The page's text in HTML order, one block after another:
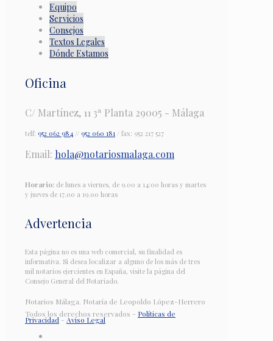
Equipo
Servicios
Consejos
Textos Legales
Dónde Estamos
Oficina
C/ Martínez, 11 3ª Planta 29005 - Málaga
telf: 952 062 984 // 952 060 181 / fax: 952 217 527
Email: hola@notariosmalaga.com
Horario: de lunes a viernes, de 9.00 a 14:00 horas y martes
y jueves de 17.00 a 19.00 horas
Advertencia
Esta página no es una web comercial, su finalidad es
informativa. Si desea localizar a alguno de los más de tres
mil notarios ejercientes en España, visite la página del
Consejo General del Notariado.
Notarios Málaga. Notaría de Leopoldo López-Herrero
Todos los derechos reservados - Políticas de
Privacidad-Aviso Legal